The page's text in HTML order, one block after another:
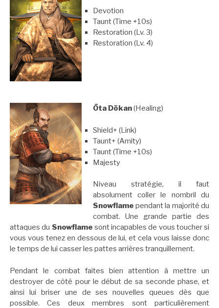
Devotion
Taunt (Time +10s)
Restoration (Lv. 3)
Restoration (Lv. 4)
Ōta Dōkan(Healing)
Shield+ (Link)
Taunt+ (Amity)
Taunt (Time +10s)
Majesty
Niveau stratégie, il faut
absolument coller le nombril du
Snowflame pendant la majorité du
combat. Une grande partie des
attaques du Snowflame sont incapables de vous toucher si
vous vous tenez en dessous de lui, et cela vous laisse donc
le temps de lui casser les pattes arrières tranquillement.
Pendant le combat faites bien attention à mettre un
destroyer de côté pour le début de sa seconde phase, et
ainsi lui briser une de ses nouvelles queues dès que
possible. Ces deux membres sont particulièrement